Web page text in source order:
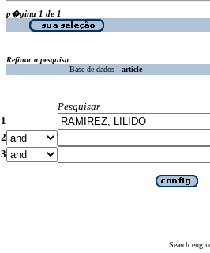
p�gina 1 de 1
Refinar a pesquisa
Base de dados : article
Pesquisar
1
2
3
Search